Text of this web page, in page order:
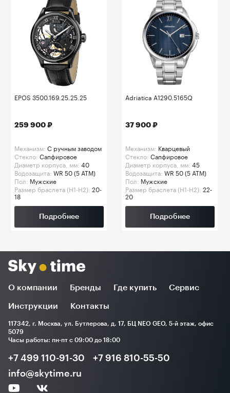
EPOS 3500.169.25.25.25
259 900 ₽
Механизм: C ручным заводом
Стекло: Сапфировое
Диаметр корпуса, мм: 40
Водозащита: WR 50 (5 ATM)
Пол: Мужские
Размер браслета (H1-H2): 20-
18
Подробнее
Adriatica A1290.5165Q
37 900 ₽
Механизм: Кварцевый
Стекло: Сапфировое
Диаметр корпуса, мм: 45
Водозащита: WR 50 (5 ATM)
Пол: Мужские
Размер браслета (H1-H2): 22-
20
Подробнее
О компании Бренды Где купить Сервис
Инструкции Контакты
117342, г. Москва, ул. Бутлерова, д. 17, БЦ NEO GEO, 5-й этаж, офис
5079
Часы работы: пн-пт с 09:00 до 18:00
+7 499 110-91-30
+7 916 810-55-50
info@skytime.ru